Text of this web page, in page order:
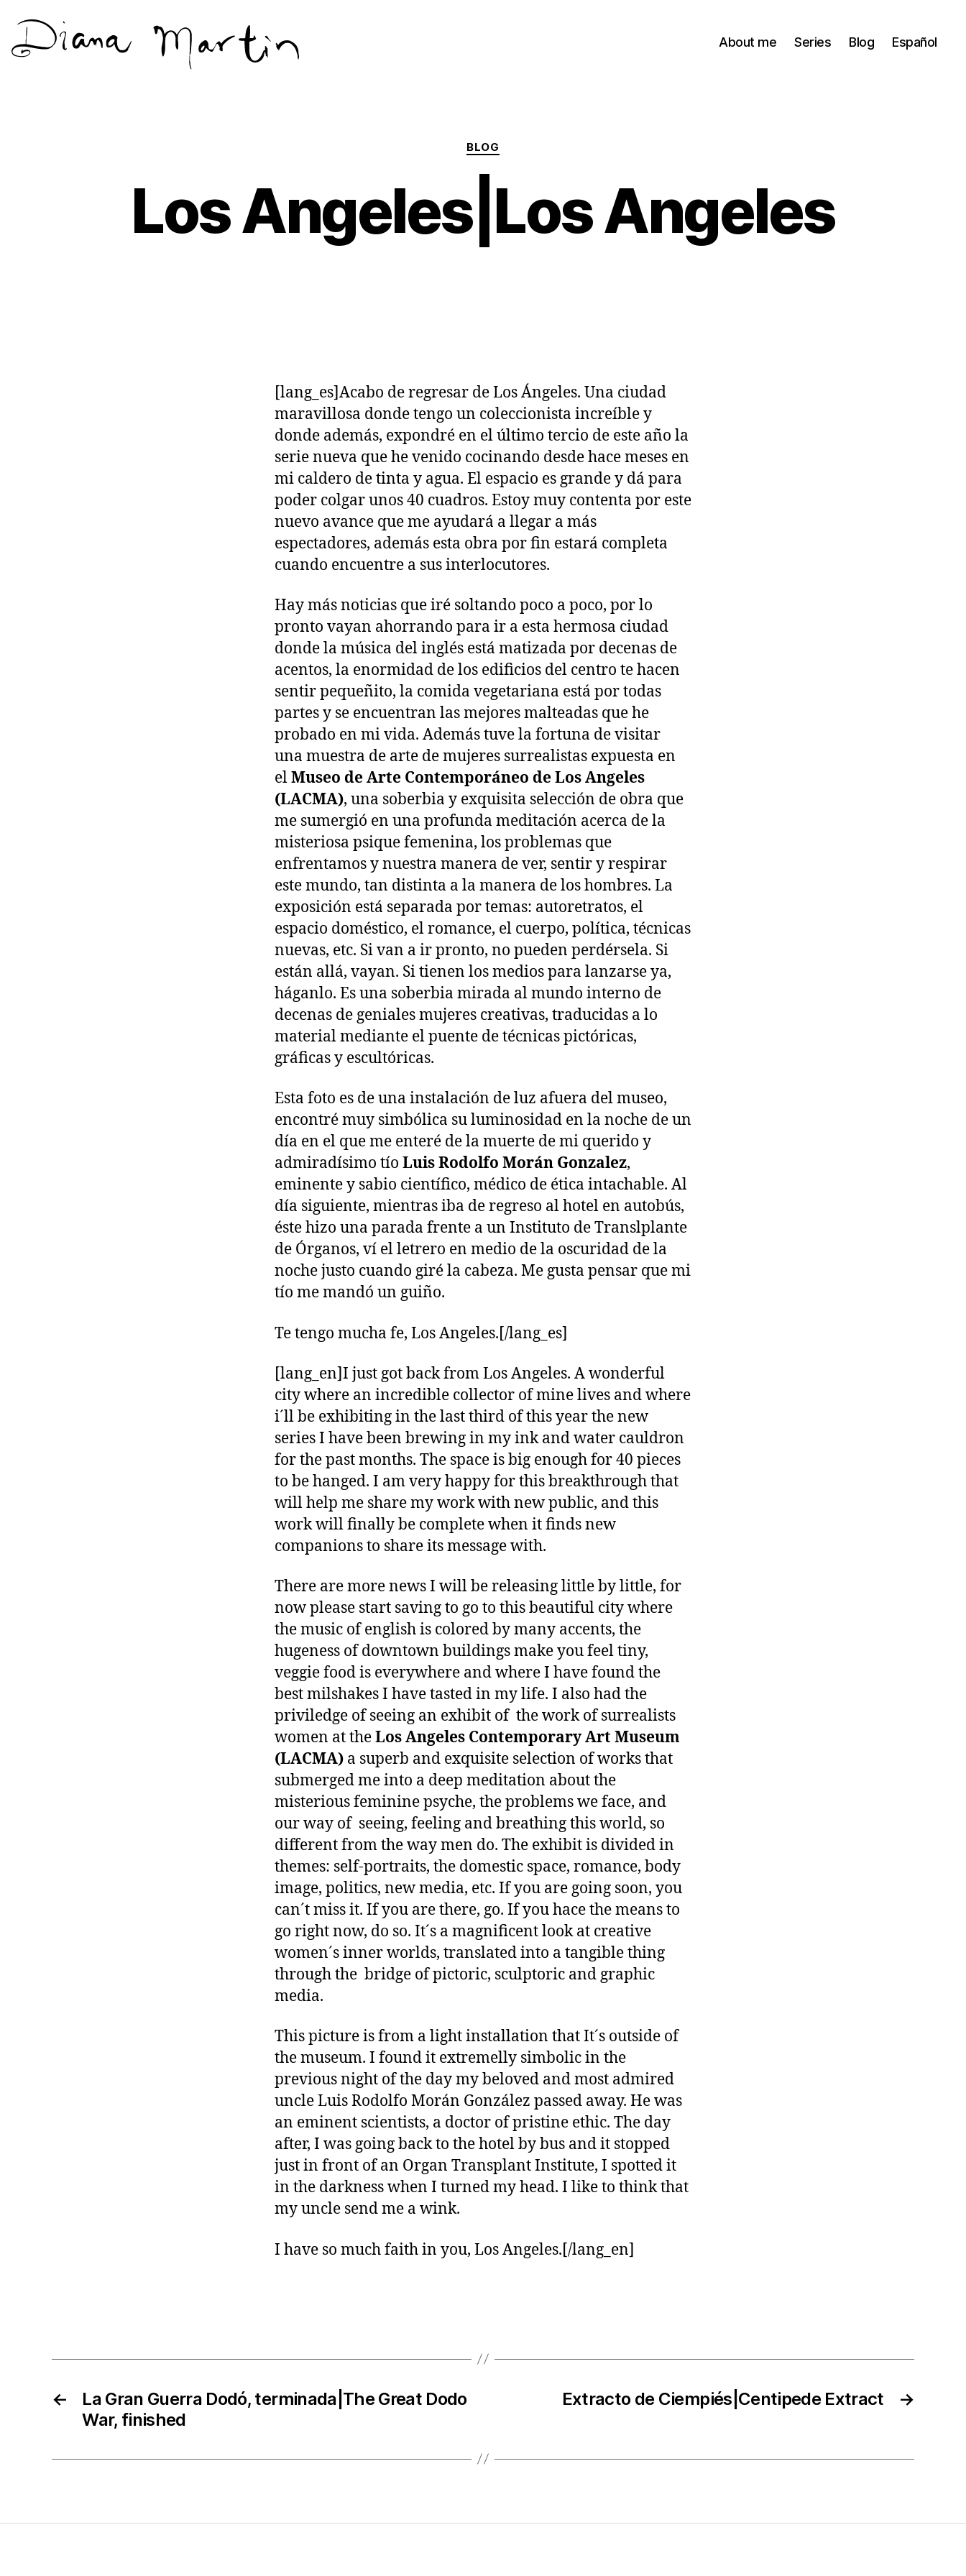
About me Series Blog Español
Categories
BLOG
Los Angeles|Los Angeles
[lang_es]Acabo de regresar de Los Ángeles. Una ciudad
maravillosa donde tengo un coleccionista increíble y
donde además, expondré en el último tercio de este año la
serie nueva que he venido cocinando desde hace meses en
mi caldero de tinta y agua. El espacio es grande y dá para
poder colgar unos 40 cuadros. Estoy muy contenta por este
nuevo avance que me ayudará a llegar a más
espectadores, además esta obra por fin estará completa
cuando encuentre a sus interlocutores.
Hay más noticias que iré soltando poco a poco, por lo
pronto vayan ahorrando para ir a esta hermosa ciudad
donde la música del inglés está matizada por decenas de
acentos, la enormidad de los edificios del centro te hacen
sentir pequeñito, la comida vegetariana está por todas
partes y se encuentran las mejores malteadas que he
probado en mi vida. Además tuve la fortuna de visitar
una muestra de arte de mujeres surrealistas expuesta en
elMuseo de Arte Contemporáneo de Los Angeles
(LACMA), una soberbia y exquisita selección de obra que
me sumergió en una profunda meditación acerca de la
misteriosa psique femenina, los problemas que
enfrentamos y nuestra manera de ver, sentir y respirar
este mundo, tan distinta a la manera de los hombres. La
exposición está separada por temas: autoretratos, el
espacio doméstico, el romance, el cuerpo, política, técnicas
nuevas, etc. Si van a ir pronto, no pueden perdérsela. Si
están allá, vayan. Si tienen los medios para lanzarse ya,
háganlo. Es una soberbia mirada al mundo interno de
decenas de geniales mujeres creativas, traducidas a lo
material mediante el puente de técnicas pictóricas,
gráficas y escultóricas.
Esta foto es de una instalación de luz afuera del museo,
encontré muy simbólica su luminosidad en la noche de un
día en el que me enteré de la muerte de mi querido y
admiradísimo tío Luis Rodolfo Morán Gonzalez,
eminente y sabio científico, médico de ética intachable. Al
día siguiente, mientras iba de regreso al hotel en autobús,
éste hizo una parada frente a un Instituto de Translplante
de Órganos, ví el letrero en medio de la oscuridad de la
noche justo cuando giré la cabeza. Me gusta pensar que mi
tío me mandó un guiño.
Te tengo mucha fe, Los Angeles.[/lang_es]
[lang_en]I just got back from Los Angeles. A wonderful
city where an incredible collector of mine lives and where
i´ll be exhibiting in the last third of this year the new
series I have been brewing in my ink and water cauldron
for the past months. The space is big enough for 40 pieces
to be hanged. I am very happy for this breakthrough that
will help me share my work with new public, and this
work will finally be complete when it finds new
companions to share its message with.
There are more news I will be releasing little by little, for
now please start saving to go to this beautiful city where
the music of english is colored by many accents, the
hugeness of downtown buildings make you feel tiny,
veggie food is everywhere and where I have found the
best milshakes I have tasted in my life. I also had the
priviledge of seeing an exhibit of the work of surrealists
women at theLos Angeles Contemporary Art Museum
(LACMA) a superb and exquisite selection of works that
submerged me into a deep meditation about the
misterious feminine psyche, the problems we face, and
our way of seeing, feeling and breathing this world, so
different from the way men do. The exhibit is divided in
themes: self-portraits, the domestic space, romance, body
image, politics, new media, etc. If you are going soon, you
can´t miss it. If you are there, go. If you hace the means to
go right now, do so. It´s a magnificent look at creative
women´s inner worlds, translated into a tangible thing
through the bridge of pictoric, sculptoric and graphic
media.
This picture is from a light installation that It´s outside of
the museum. I found it extremelly simbolic in the
previous night of the day my beloved and most admired
uncle Luis Rodolfo Morán González passed away. He was
an eminent scientists, a doctor of pristine ethic. The day
after, I was going back to the hotel by bus and it stopped
just in front of an Organ Transplant Institute, I spotted it
in the darkness when I turned my head. I like to think that
my uncle send me a wink.
I have so much faith in you, Los Angeles.[/lang_en]
←
La Gran Guerra Dodó, terminada|The Great Dodo
War, finished
→
Extracto de Ciempiés|Centipede Extract